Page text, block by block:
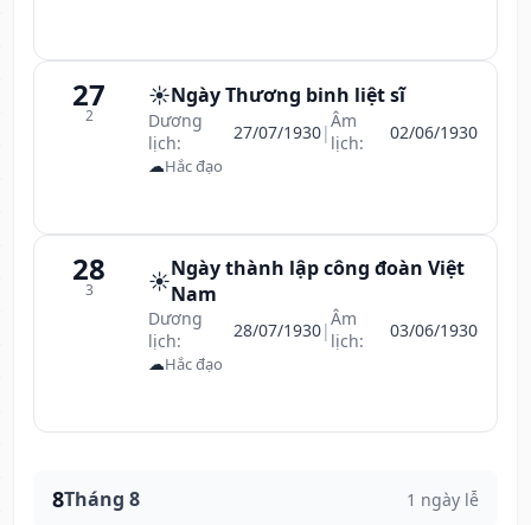
27
2
☀️Ngày Thương binh liệt sĩ
Dương
lịch:
27/07/1930|Âm
lịch:
02/06/1930
☁Hắc đạo
28
3 ☀️Ngày thành lập công đoàn Việt
Nam
Dương
lịch:
28/07/1930|Âm
lịch:
03/06/1930
☁Hắc đạo
8Tháng 8 1 ngày lễ